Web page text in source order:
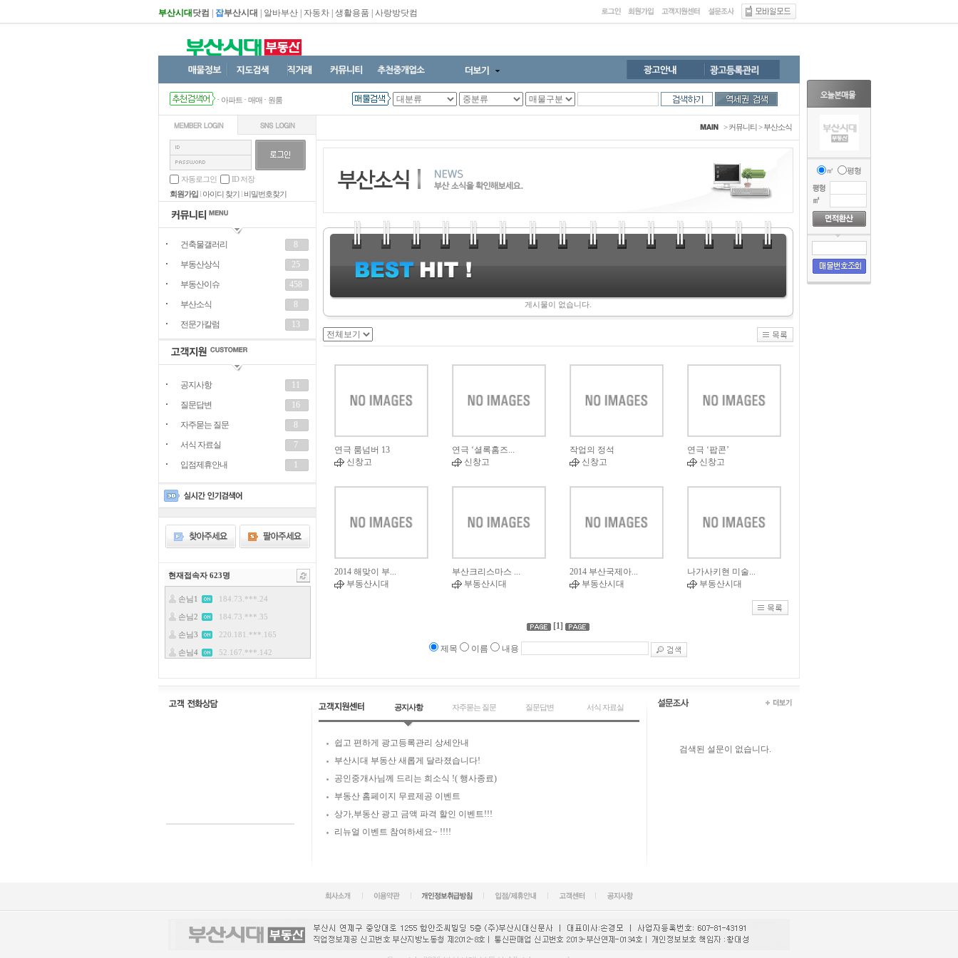
부산시대 닷컴 잡부산시대 알바부산 자동차 생활용품 사랑방닷컴
㎡ 평형
· 아파트 · 매매 · 원룸
자동로그인
ID 저장
회원가입 l 아이디 찾기 l 비밀번호찾기
건축물갤러리
8
부동산상식
25
부동산이슈
458
부산소식
8
전문가칼럼
13
공지사항
질문답변
16
자주묻는 질문
8
서식 자료실
7
입점제휴안내
현재접속자 623명
>커뮤니티>부산소식
게시물이 없습니다.
연극 룸넘버 13
신창고
연극 ‘셜록홈즈...
신창고
작업의 정석
신창고
연극 ‘팝콘’
신창고
2014 해맞이 부...
부동산시대
부산크리스마스 ...
부동산시대
2014 부산국제아...
부동산시대
나가사키현 미술...
부동산시대
[1]
제목 이름 내용
공지사항 자주묻는 질문 질문답변 서식 자료실
쉽고 편하게 광고등록관리 상세안내
부산시대 부동산 새롭게 달라졌습니다!
공인중개사님께 드리는 희소식 !( 행사종료)
부동산 홈페이지 무료제공 이벤트
상가,부동산 광고 금액 파격 할인 이벤트!!!
리뉴얼 이벤트 참여하세요~ !!!!
검색된 설문이 없습니다.